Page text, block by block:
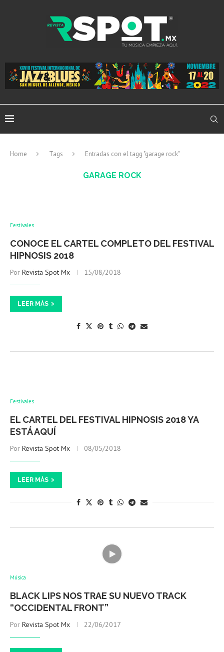
Home Tags Entradas con el tagg "garage rock"
GARAGE ROCK
Festivales
CONOCE EL CARTEL COMPLETO DEL FESTIVAL
HIPNOSIS 2018
Por Revista Spot Mx 15/08/2018
LEER MÁS
Festivales
EL CARTEL DEL FESTIVAL HIPNOSIS 2018 YA
ESTÁ AQUÍ
Por Revista Spot Mx 08/05/2018
LEER MÁS
Música
BLACK LIPS NOS TRAE SU NUEVO TRACK
“OCCIDENTAL FRONT”
Por Revista Spot Mx 22/06/2017